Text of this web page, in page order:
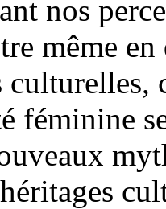
nos
même
culturelles,
féminine